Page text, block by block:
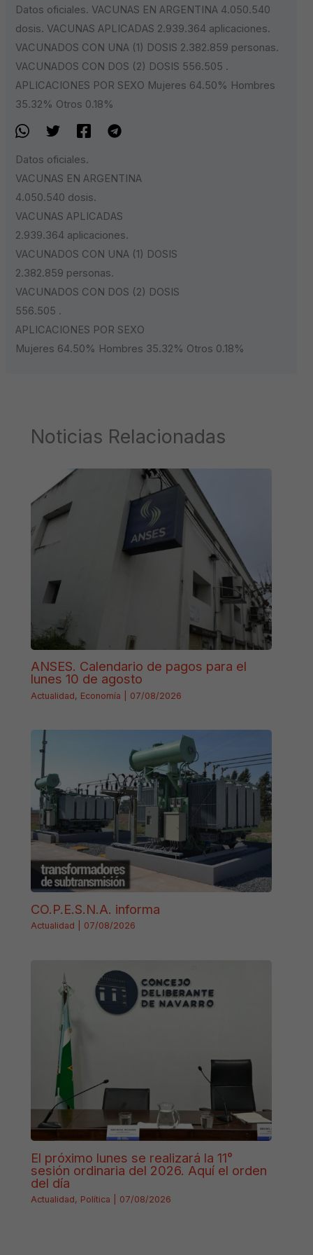
Datos oficiales. VACUNAS EN ARGENTINA 4.050.540
dosis. VACUNAS APLICADAS 2.939.364 aplicaciones.
VACUNADOS CON UNA (1) DOSIS 2.382.859 personas.
VACUNADOS CON DOS (2) DOSIS 556.505 .
APLICACIONES POR SEXO Mujeres 64.50% Hombres
35.32% Otros 0.18%
Datos oficiales.
VACUNAS EN ARGENTINA
4.050.540 dosis.
VACUNAS APLICADAS
2.939.364 aplicaciones.
VACUNADOS CON UNA (1) DOSIS
2.382.859 personas.
VACUNADOS CON DOS (2) DOSIS
556.505 .
APLICACIONES POR SEXO
Mujeres 64.50% Hombres 35.32% Otros 0.18%
Noticias Relacionadas
ANSES. Calendario de pagos para el
lunes 10 de agosto
Actualidad, Economía 07/08/2026
CO.P.E.S.N.A. informa
Actualidad 07/08/2026
El próximo lunes se realizará la 11°
sesión ordinaria del 2026. Aquí el orden
del día
Actualidad, Política 07/08/2026